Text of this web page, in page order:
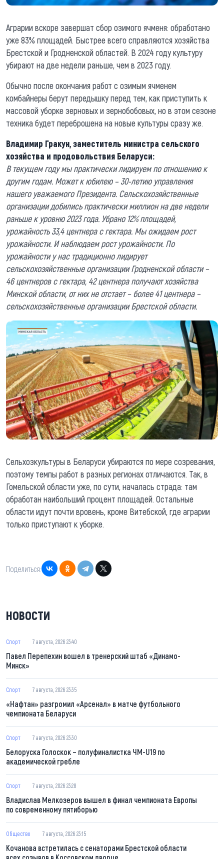
Аграрии вскоре завершат сбор озимого ячменя: обработано
уже 83% площадей. Быстрее всего справляются хозяйства
Брестской и Гродненской областей. В 2024 году культуру
убирают на две недели раньше, чем в 2023 году.
Обычно после окончания работ с озимым ячменем
комбайнеры берут передышку перед тем, как приступить к
массовой уборке зерновых и зернобобовых, но в этом сезоне
техника будет переброшена на новые культуры сразу же.
Владимир Гракун, заместитель министра сельского
хозяйства и продовольствия Беларуси:
В текущем году мы практически лидируем по отношению к
другим годам. Может к юбилею – 30-летию управления
нашего уважаемого Президента. Сельскохозяйственные
организации добились практически миллион на две недели
раньше к уровню 2023 года. Убрано 12% площадей,
урожайность 33,4 центнера с гектара. Мы ожидаем рост
урожайности. И наблюдаем рост урожайности. По
урожайности у нас традиционно лидирует
сельскохозяйственные организации Гродненской области –
46 центнеров с гектара, 42 центнера получают хозяйства
Минской области, от них не отстает – более 41 центнера –
сельскохозяйственные организации Брестской области.
Сельхозкультуры в Беларуси убираются по мере созревания,
поэтому темпы работ в разных регионах отличаются. Так, в
Гомельской области уже, по сути, началась страда: там
обработан наибольший процент площадей. Остальные
области идут почти вровень, кроме Витебской, где аграрии
только приступают к уборке.
Поделиться:
НОВОСТИ
Спорт 7 августа, 2026 23:40
Павел Перепехин вошел в тренерский штаб «Динамо-
Минск»
Спорт 7 августа, 2026 23:35
«Нафтан» разгромил «Арсенал» в матче футбольного
чемпионата Беларуси
Спорт 7 августа, 2026 23:30
Белоруска Голоскок – полуфиналистка ЧМ-U19 по
академической гребле
Спорт 7 августа, 2026 23:28
Владислав Мелкозеров вышел в финал чемпионата Европы
по современному пятиборью
Общество 7 августа, 2026 23:15
Кочанова встретилась с сенаторами Брестской области